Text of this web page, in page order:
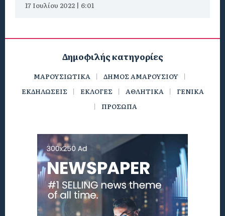
17 Ιουλίου 2022 | 6:01
Δημοφιλής κατηγορίες
ΜΑΡΟΥΣΙΩΤΙΚΑ
ΔΗΜΟΣ ΑΜΑΡΟΥΣΙΟΥ
ΕΚΔΗΛΩΣΕΙΣ
ΕΚΛΟΓΕΣ ΑΘΛΗΤΙΚΑ
ΓΕΝΙΚΑ
ΠΡΟΣΩΠΑ